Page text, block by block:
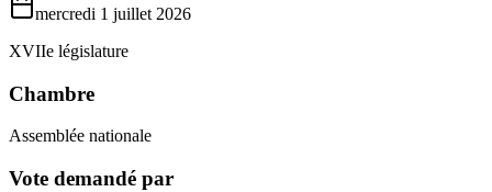
mercredi 1 juillet 2026
XVIIe législature
Chambre
Assemblée nationale
Vote demandé par